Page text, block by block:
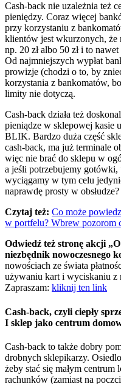
Cash-back nie uzależnia też
pieniędzy. Coraz więcej
przy korzystaniu z
klientów jest wkurzonych, że
np. 20 zł albo 50 zł i to
Od najmniejszych wypłat
prowizje (chodzi o to, by
korzystania z bankomatów,
limity nie dotyczą.
Cash-back działa też
pieniądze w sklepowej kasie
BLIK. Bardzo duża część
cash-back, ma już terminale
więc nie brać do sklepu w
a jeśli potrzebujemy
wyciągamy w tym celu
naprawdę prosty w obsłudze?
Czytaj też: Co może
w portfelu? Wbrew pozorom
Odwiedź też stronę akcji
niezbędnik nowoczesnego
nowościach ze świata
używaniu kart i wyciskaniu z
Zapraszam: kliknij ten link
Cash-back, czyli ciepły
I sklep jako centrum
Cash-back to także dobry
drobnych sklepikarzy.
żeby stać się małym
rachunków (zamiast na